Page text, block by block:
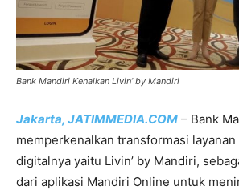
Bank Mandiri Kenalkan Livin’ by Mandiri
Jakarta, JATIMMEDIA.COM – Bank
memperkenalkan transformasi
digitalnya yaitu Livin’ by Mandiri,
dari aplikasi Mandiri Online untuk